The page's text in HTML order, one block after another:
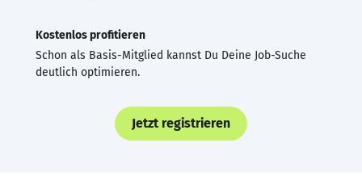
Kostenlos profitieren
Schon als Basis-Mitglied kannst Du Deine Job-Suche
deutlich optimieren.
Jetzt registrieren